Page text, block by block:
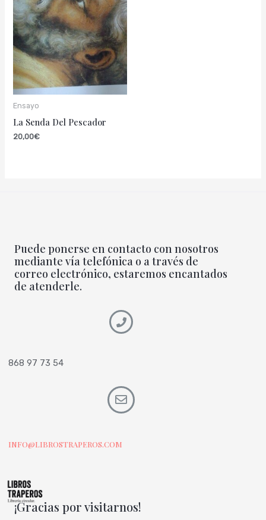
Ensayo
La Senda Del Pescador
20,00€
Puede ponerse en contacto con nosotros
mediante vía telefónica o a través de
correo electrónico, estaremos encantados
de atenderle.
868 97 73 54
INFO@LIBROSTRAPEROS.COM
¡Gracias por visitarnos!